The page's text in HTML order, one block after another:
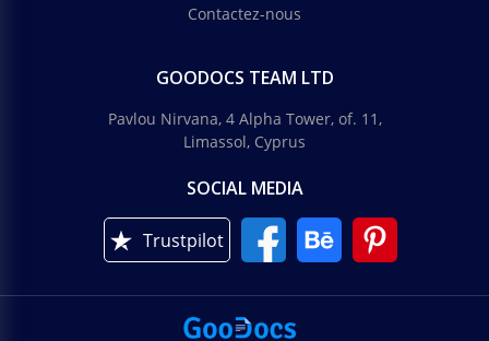
Contactez-nous
GOODOCS TEAM LTD
Pavlou Nirvana, 4 Alpha Tower, of. 11,
Limassol, Cyprus
SOCIAL MEDIA
Trustpilot